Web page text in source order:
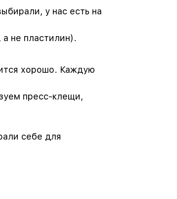
у нас есть на
не пластилин).
хорошо. Каждую
пресс-клещи,
себе для